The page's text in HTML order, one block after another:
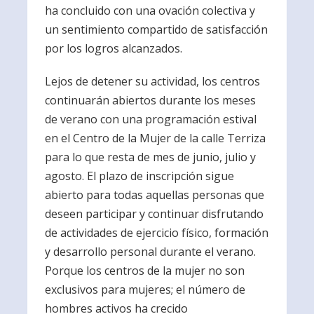
ha concluido con una ovación colectiva y
un sentimiento compartido de satisfacción
por los logros alcanzados.
Lejos de detener su actividad, los centros
continuarán abiertos durante los meses
de verano con una programación estival
en el Centro de la Mujer de la calle Terriza
para lo que resta de mes de junio, julio y
agosto. El plazo de inscripción sigue
abierto para todas aquellas personas que
deseen participar y continuar disfrutando
de actividades de ejercicio físico, formación
y desarrollo personal durante el verano.
Porque los centros de la mujer no son
exclusivos para mujeres; el número de
hombres activos ha crecido